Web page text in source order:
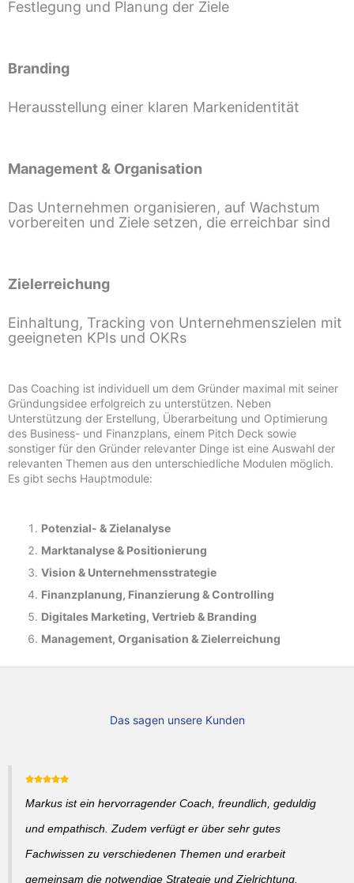
Festlegung und Planung der Ziele
Branding
Herausstellung einer klaren Markenidentität
Management & Organisation
Das Unternehmen organisieren, auf Wachstum
vorbereiten und Ziele setzen, die erreichbar sind
Zielerreichung
Einhaltung, Tracking von Unternehmenszielen mit
geeigneten KPIs und OKRs
Das Coaching ist individuell um dem Gründer maximal mit seiner
Gründungsidee erfolgreich zu unterstützen. Neben
Unterstützung der Erstellung, Überarbeitung und Optimierung
des Business- und Finanzplans, einem Pitch Deck sowie
sonstiger für den Gründer relevanter Dinge ist eine Auswahl der
relevanten Themen aus den unterschiedliche Modulen möglich.
Es gibt sechs Hauptmodule:
Potenzial- &Zielanalyse
Marktanalyse & Positionierung
Vision & Unternehmensstrategie
Finanzplanung, Finanzierung & Controlling
Digitales Marketing, Vertrieb & Branding
Management, Organisation & Zielerreichung
Das sagen unsere Kunden
Markus ist ein hervorragender Coach, freundlich, geduldig
und empathisch. Zudem verfügt er über sehr gutes
Fachwissen zu verschiedenen Themen und erarbeit
gemeinsam die notwendige Strategie und Zielrichtung.